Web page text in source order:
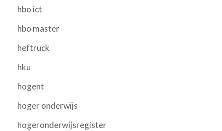
hbo ict
hbo master
heftruck
hku
hogent
hoger onderwijs
hogeronderwijsregister